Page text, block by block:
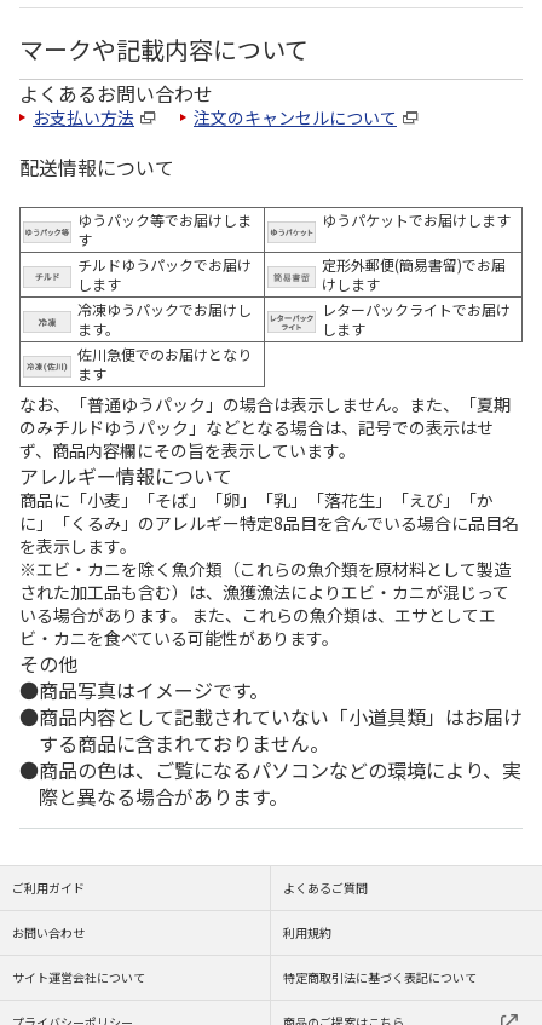
マークや記載内容について
よくあるお問い合わせ
お支払い方法 注文のキャンセルについて
配送情報について
ゆうパック等でお届けしま
す
ゆうパケットでお届けします
チルドゆうパックでお届け
します
定形外郵便(簡易書留)でお届
けします
冷凍ゆうパックでお届けし
ます。
レターパックライトでお届け
します
佐川急便でのお届けとなり
ます
なお、「普通ゆうパック」の場合は表示しません。また、「夏期
のみチルドゆうパック」などとなる場合は、記号での表示はせ
ず、商品内容欄にその旨を表示しています。
アレルギー情報について
商品に「小麦」「そば」「卵」「乳」「落花生」「えび」「か
に」「くるみ」のアレルギー特定8品目を含んでいる場合に品目名
を表示します。
※エビ・カニを除く魚介類（これらの魚介類を原材料として製造
された加工品も含む）は、漁獲漁法によりエビ・カニが混じって
いる場合があります。 また、これらの魚介類は、エサとしてエ
ビ・カニを食べている可能性があります。
その他
商品写真はイメージです。
商品内容として記載されていない「小道具類」はお届け
する商品に含まれておりません。
商品の色は、ご覧になるパソコンなどの環境により、実
際と異なる場合があります。
ご利用ガイド よくあるご質問
お問い合わせ 利用規約
サイト運営会社について 特定商取引法に基づく表記について